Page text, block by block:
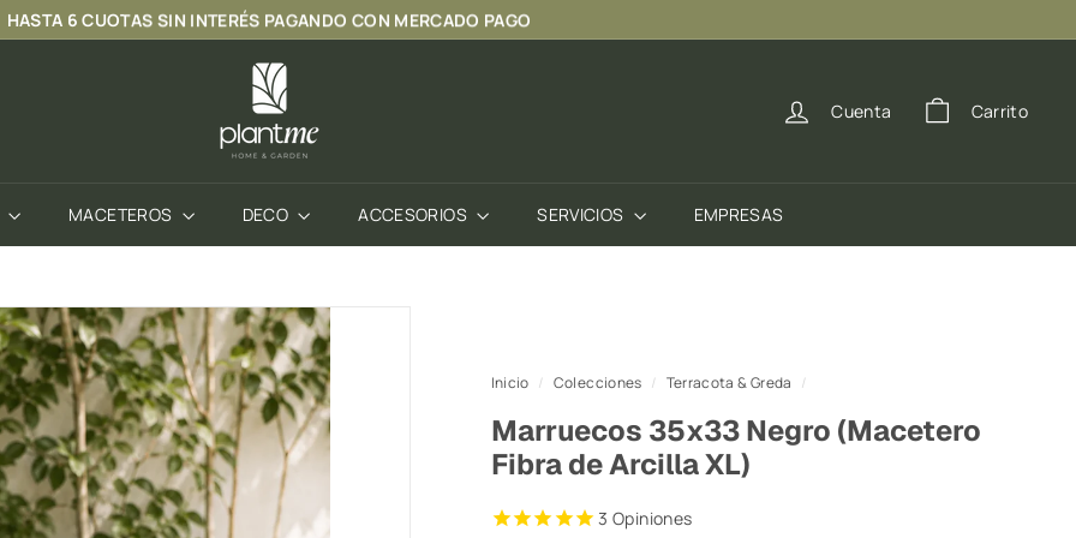
diapositivas
pausa
Ver Comunas
HASTA 6 CUOTAS SIN INTERÉS PAGANDO CON MERCADO PAGO
P
l
a
t
M
C
h
i
l
e
Cuenta Carrito
MACETEROS DECO ACCESORIOS SERVICIOS EMPRESAS
Inicio / Colecciones / Terracota & Greda /
Marruecos 35x33 Negro (Macetero
Fibra de Arcilla XL)
3 Opiniones